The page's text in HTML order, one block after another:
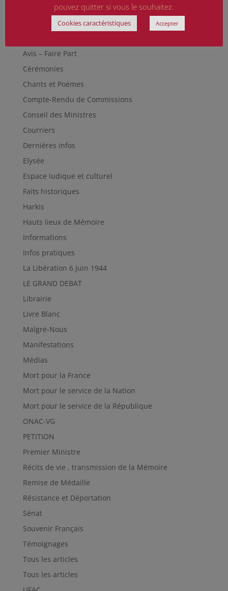
Actualités
Assemblée Nationale
Avis – Faire Part
Cérémonies
Chants et Poèmes
Compte-Rendu de Commissions
Conseil des Ministres
Courriers
Dernières infos
Elysée
Espace ludique et culturel
Faits historiques
Harkis
Hauts lieux de Mémoire
Informations
Infos pratiques
La Libération 6 juin 1944
LE GRAND DEBAT
Librairie
Livre Blanc
Malgré-Nous
Manifestations
Médias
Mort pour la France
Mort pour le service de la Nation
Mort pour le service de la République
ONAC-VG
PETITION
Premier Ministre
Récits de vie , transmission de la Mémoire
Remise de Médaille
Résistance et Déportation
Sénat
Souvenir Français
Témoignages
Tous les articles
Tous les articles
pouvez quitter si vous le souhaitez.
Cookies caractéristiques Accepter